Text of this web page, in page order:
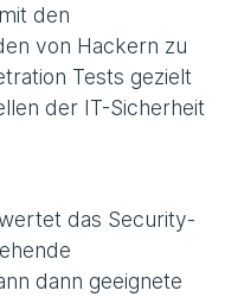
den
von Hackern zu
Tests gezielt
der IT-Sicherheit
das Security-
dann geeignete